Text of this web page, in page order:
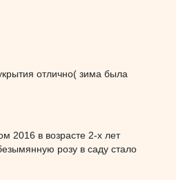
отлично( зима была
2016 в возрасте 2-х лет
розу в саду стало